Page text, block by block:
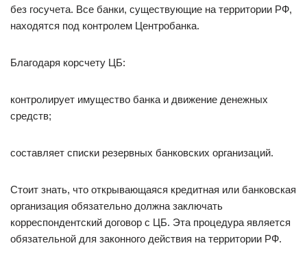
без госучета. Все банки, существующие на территории РФ,
находятся под контролем Центробанка.
Благодаря корсчету ЦБ:
контролирует имущество банка и движение денежных
средств;
составляет списки резервных банковских организаций.
Стоит знать, что открывающаяся кредитная или банковская
организация обязательно должна заключать
корреспондентский договор с ЦБ. Эта процедура является
обязательной для законного действия на территории РФ.